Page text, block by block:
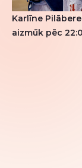
Karlīne
aizmūk pēc